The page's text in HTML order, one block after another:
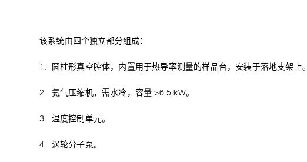
该系统由四个独立部分组成：
1. 圆柱形真空腔体，内置用于热导率测量的样品台，安装于落地支架上。
2. 氦气压缩机，需水冷，容量 >6.5 kW。
3. 温度控制单元。
4. 涡轮分子泵。